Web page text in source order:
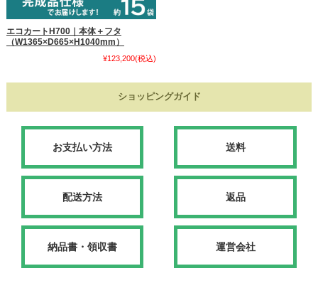
エコカートH700｜本体＋フタ
（W1365×D665×H1040mm）
¥123,200(税込)
ショッピングガイド
お支払い方法 送料
配送方法 返品
納品書・領収書 運営会社